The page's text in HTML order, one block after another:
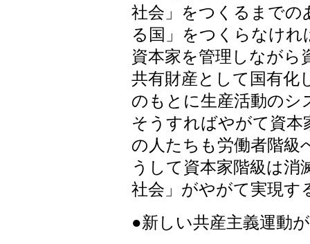
社会」をつくるまでの
る国」をつくらなけ
資本家を管理しながら
共有財産として国有化
のもとに生産活動の
そうすればやがて資本
の人たちも労働者階級
うして資本家階級は消
社会」がやがて実現す
●新しい共産主義運動